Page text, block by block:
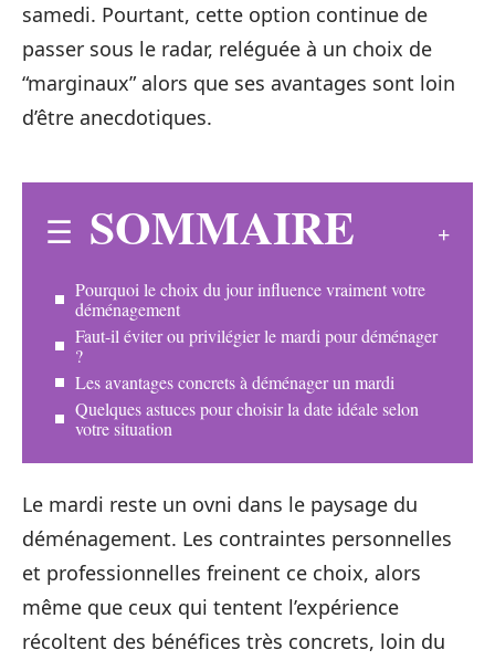
samedi. Pourtant, cette option continue de
passer sous le radar, reléguée à un choix de
“marginaux” alors que ses avantages sont loin
d’être anecdotiques.
SOMMAIRE
Pourquoi le choix du jour influence vraiment votre
déménagement
Faut-il éviter ou privilégier le mardi pour déménager
?
Les avantages concrets à déménager un mardi
Quelques astuces pour choisir la date idéale selon
votre situation
Le mardi reste un ovni dans le paysage du
déménagement. Les contraintes personnelles
et professionnelles freinent ce choix, alors
même que ceux qui tentent l’expérience
récoltent des bénéfices très concrets, loin du